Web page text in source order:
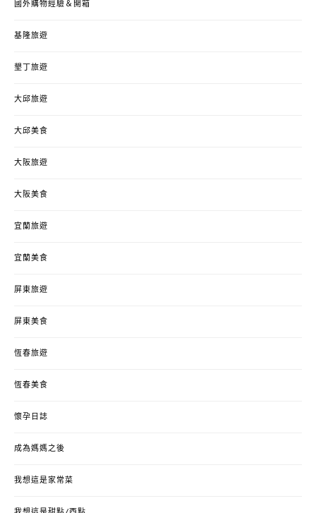
國外購物經驗＆開箱
基隆旅遊
墾丁旅遊
大邱旅遊
大邱美食
大阪旅遊
大阪美食
宜蘭旅遊
宜蘭美食
屏東旅遊
屏東美食
恆春旅遊
恆春美食
懷孕日誌
成為媽媽之後
我想這是家常菜